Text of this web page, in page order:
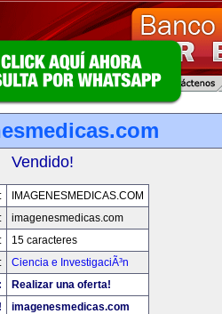
Vendido!
IMAGENESMEDICAS.COM
imagenesmedicas.com
15 caracteres
Ciencia e InvestigaciÃ³n
Realizar una oferta!
imagenesmedicas.com